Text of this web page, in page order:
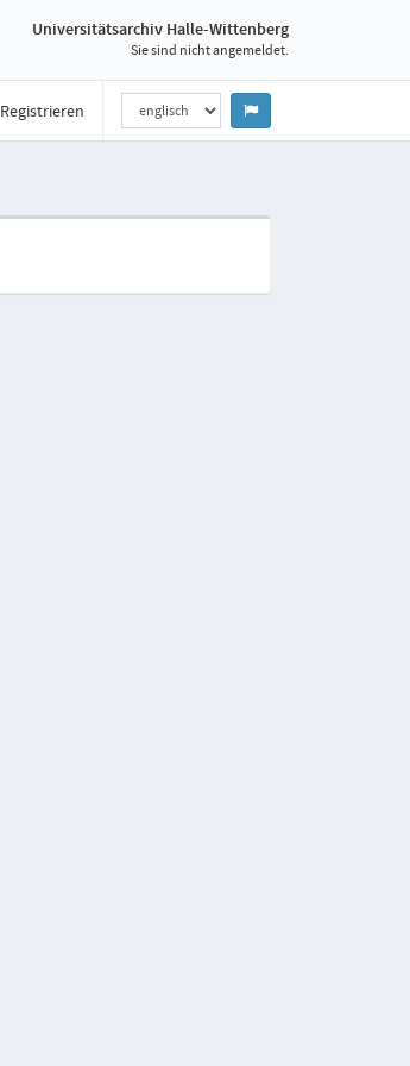
Universitätsarchiv Halle-Wittenberg
Sie sind nicht angemeldet.
Registrieren